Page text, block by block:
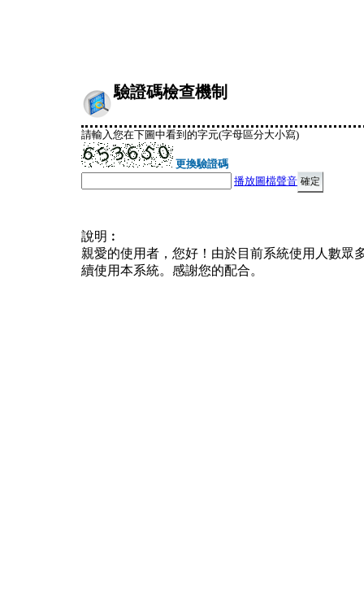
驗證碼檢查機制
請輸入您在下圖中看到的字元(字母區分大小寫)
更換驗證碼
播放圖檔聲音
說明︰
親愛的使用者，您好！由於目前系統使用人數眾
續使用本系統。感謝您的配合。